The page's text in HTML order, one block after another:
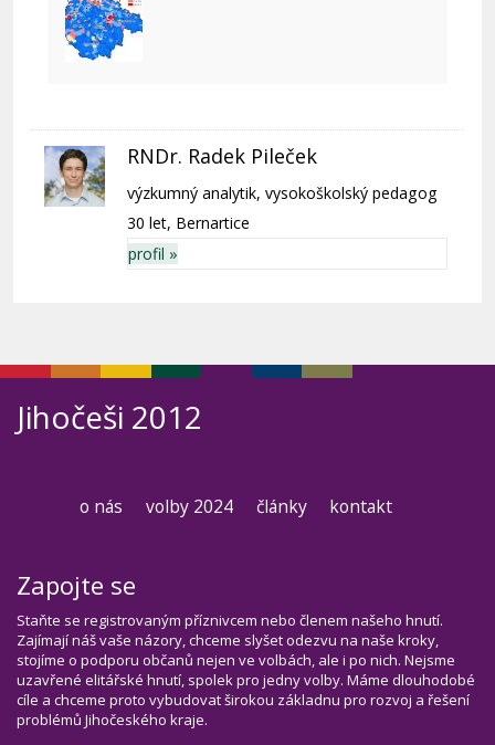
RNDr. Radek Pileček
výzkumný analytik, vysokoškolský pedagog
30 let, Bernartice
profil »
Jihočeši 2012
o nás volby 2024 články kontakt
Zapojte se
Staňte se registrovaným příznivcem nebo členem našeho hnutí.
Zajímají náš vaše názory, chceme slyšet odezvu na naše kroky,
stojíme o podporu občanů nejen ve volbách, ale i po nich. Nejsme
uzavřené elitářské hnutí, spolek pro jedny volby. Máme dlouhodobé
cíle a chceme proto vybudovat širokou základnu pro rozvoj a řešení
problémů Jihočeského kraje.